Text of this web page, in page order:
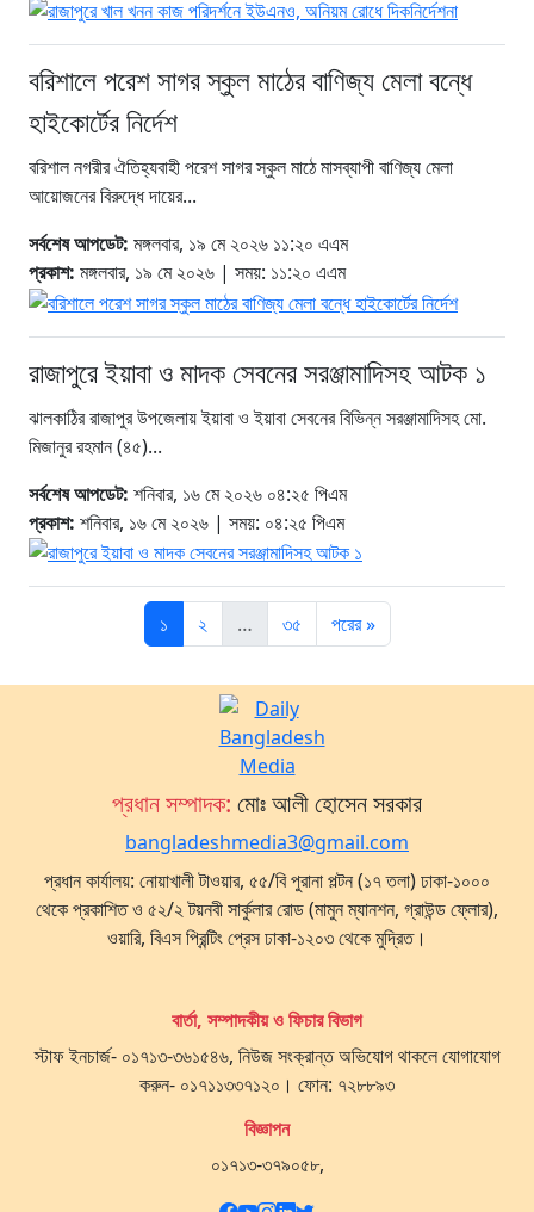
বরিশালে পরেশ সাগর স্কুল মাঠের বাণিজ্য মেলা বন্ধে
হাইকোর্টের নির্দেশ
বরিশাল নগরীর ঐতিহ্যবাহী পরেশ সাগর স্কুল মাঠে মাসব্যাপী বাণিজ্য মেলা
আয়োজনের বিরুদ্ধে দায়ের...
সর্বশেষ আপডেট: মঙ্গলবার, ১৯ মে ২০২৬ ১১:২০ এএম
প্রকাশ: মঙ্গলবার, ১৯ মে ২০২৬ | সময়: ১১:২০ এএম
রাজাপুরে ইয়াবা ও মাদক সেবনের সরঞ্জামাদিসহ আটক ১
ঝালকাঠির রাজাপুর উপজেলায় ইয়াবা ও ইয়াবা সেবনের বিভিন্ন সরঞ্জামাদিসহ মো.
মিজানুর রহমান (৪৫)...
সর্বশেষ আপডেট: শনিবার, ১৬ মে ২০২৬ ০৪:২৫ পিএম
প্রকাশ: শনিবার, ১৬ মে ২০২৬ | সময়: ০৪:২৫ পিএম
১ ২ … ৩৫ পরের »
প্রধান সম্পাদক: মোঃ আলী হোসেন সরকার
bangladeshmedia3@gmail.com
প্রধান কার্যালয়: নোয়াখালী টাওয়ার, ৫৫/বি পুরানা পল্টন (১৭ তলা) ঢাকা-১০০০
থেকে প্রকাশিত ও ৫২/২ টয়নবী সার্কুলার রোড (মামুন ম্যানশন, গ্রাউন্ড ফ্লোর),
ওয়ারি, বিএস প্রিন্টিং প্রেস ঢাকা-১২০৩ থেকে মুদ্রিত।
বার্তা, সম্পাদকীয় ও ফিচার বিভাগ
স্টাফ ইনচার্জ- ০১৭১৩-৩৬১৫৪৬, নিউজ সংক্রান্ত অভিযোগ থাকলে যোগাযোগ
করুন- ০১৭১১৩৩৭১২০। ফোন: ৭২৮৮৯৩
বিজ্ঞাপন
০১৭১৩-৩৭৯০৫৮,